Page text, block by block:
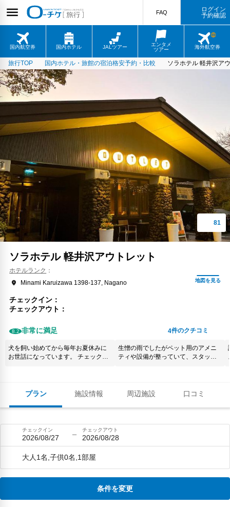
国内航空券 国内ホテル JALツアー
エンタメ
ツアー
海外航空券
FAQ
ログイン
予約確認
旅行TOP 国内ホテル・旅館の宿泊格安予約・比較 ソラホテル 軽井沢ア
プラン 施設情報 周辺施設 口コミ
ソラホテル 軽井沢アウトレット
ホテルランク
Minami Karuizawa 1398-137, Nagano
チェックイン
チェックアウト
8.2 非常に満足 4件のクチコミ
犬を飼い始めてから毎年お夏休みに
お世話になっています。 チェックイ
です。 レストランの料理も軽井沢一
生憎の雨でしたがペット用のアメニ
ティや設備が整っていて、スタッフ
とても良かったです。また是非利用
チェックイン
2026/08/27
チェックアウト
2026/08/28
大人1名,子供0名,1部屋
条件を変更